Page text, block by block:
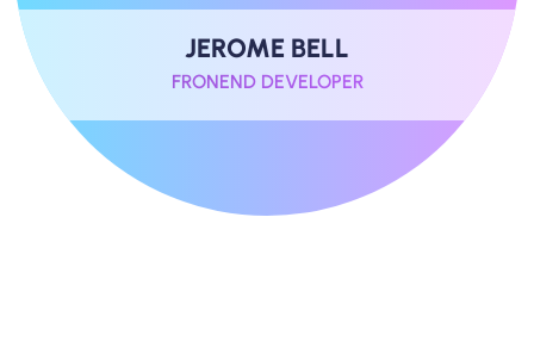
JEROME BELL
FRONEND DEVELOPER